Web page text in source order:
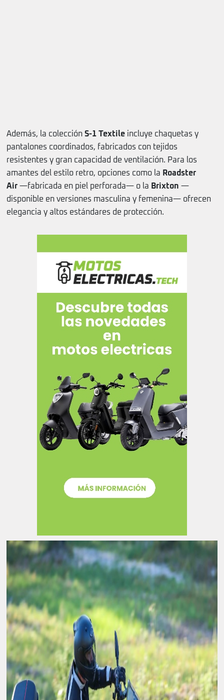
Además, la colección S-1 Textile incluye chaquetas y
pantalones coordinados, fabricados con tejidos
resistentes y gran capacidad de ventilación. Para los
amantes del estilo retro, opciones como la Roadster
Air —fabricada en piel perforada— o la Brixton —
disponible en versiones masculina y femenina— ofrecen
elegancia y altos estándares de protección.